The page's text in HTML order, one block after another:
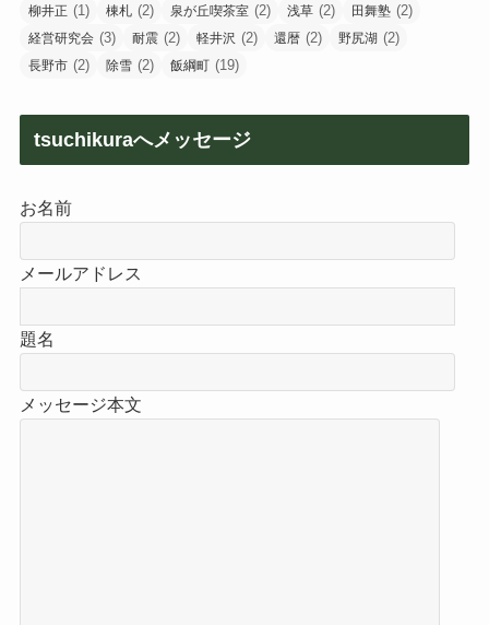
柳井正 (1) 棟札 (2) 泉が丘喫茶室 (2) 浅草 (2) 田舞塾 (2)
経営研究会 (3) 耐震 (2) 軽井沢 (2) 還暦 (2) 野尻湖 (2)
長野市 (2) 除雪 (2) 飯綱町 (19)
tsuchikuraへメッセージ
お名前
メールアドレス
題名
メッセージ本文